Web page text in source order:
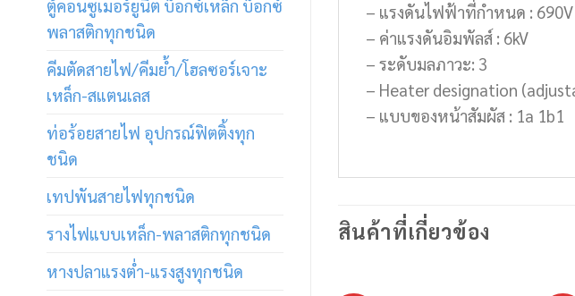
ตู้คอนซูเมอร์ยูนิต บ็อกซ์เหล็ก บ็อกซ์
พลาสติกทุกชนิด
คีมตัดสายไฟ/คีมย้ำ/โฮลซอร์เจาะ
เหล็ก-สแตนเลส
ท่อร้อยสายไฟ อุปกรณ์ฟิตติ้งทุก
ชนิด
เทปพันสายไฟทุกชนิด
รางไฟแบบเหล็ก-พลาสติกทุกชนิด
หางปลาแรงต่ำ-แรงสูงทุกชนิด
– แรงดันไฟฟ้าที่กำหนด : 690V
– ค่าแรงดันอิมพัลส์ : 6kV
– ระดับมลภาวะ: 3
– Heater designation
– แบบของหน้าสัมผัส : 1a 1b1
สินค้าที่เกี่ยวข้อง